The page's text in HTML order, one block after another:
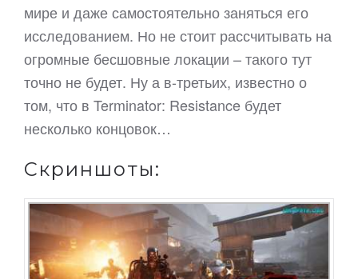
мире и даже самостоятельно заняться его
исследованием. Но не стоит рассчитывать на
огромные бесшовные локации – такого тут
точно не будет. Ну а в-третьих, известно о
том, что в Terminator: Resistance будет
несколько концовок…
Скриншоты: